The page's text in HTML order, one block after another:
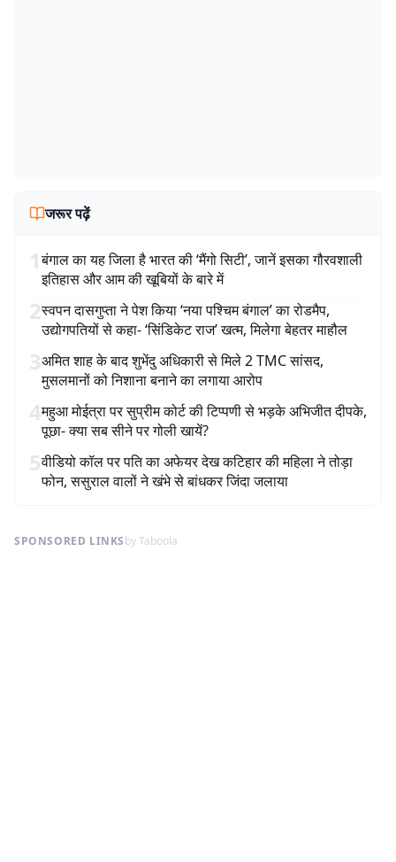
जरूर पढ़ें
1बंगाल का यह जिला है भारत की ‘मैंगो सिटी’, जानें इसका गौरवशाली
इतिहास और आम की खूबियों के बारे में
2स्वपन दासगुप्ता ने पेश किया ‘नया पश्चिम बंगाल’ का रोडमैप,
उद्योगपतियों से कहा- ‘सिंडिकेट राज’ खत्म, मिलेगा बेहतर माहौल
3अमित शाह के बाद शुभेंदु अधिकारी से मिले 2 TMC सांसद,
मुसलमानों को निशाना बनाने का लगाया आरोप
4महुआ मोईत्रा पर सुप्रीम कोर्ट की टिप्पणी से भड़के अभिजीत दीपके,
पूछा- क्या सब सीने पर गोली खायें?
5वीडियो कॉल पर पति का अफेयर देख कटिहार की महिला ने तोड़ा
फोन, ससुराल वालों ने खंभे से बांधकर जिंदा जलाया
SPONSORED LINKSby Taboola